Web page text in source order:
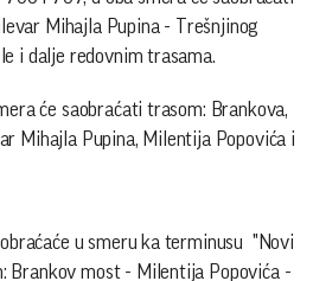
Mihajla Pupina - Trešnjinog
i dalje redovnim trasama.
će saobraćati trasom: Brankova,
Mihajla Pupina, Milentija Popovića i
u smeru ka terminusu "Novi
Brankov most - Milentija Popovića -